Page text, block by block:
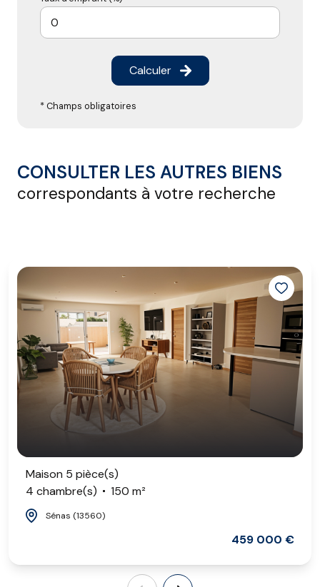
Calculer
* Champs obligatoires
CONSULTER LES AUTRES BIENS
correspondants à votre recherche
Maison 5 pièce(s)
4 chambre(s)
150 m²
Sénas (13560)
459 000 €